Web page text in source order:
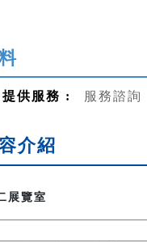
提供服務 : 服務諮詢
介紹
展覽室